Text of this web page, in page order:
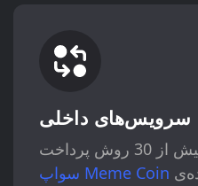
سواپ Meme Coin